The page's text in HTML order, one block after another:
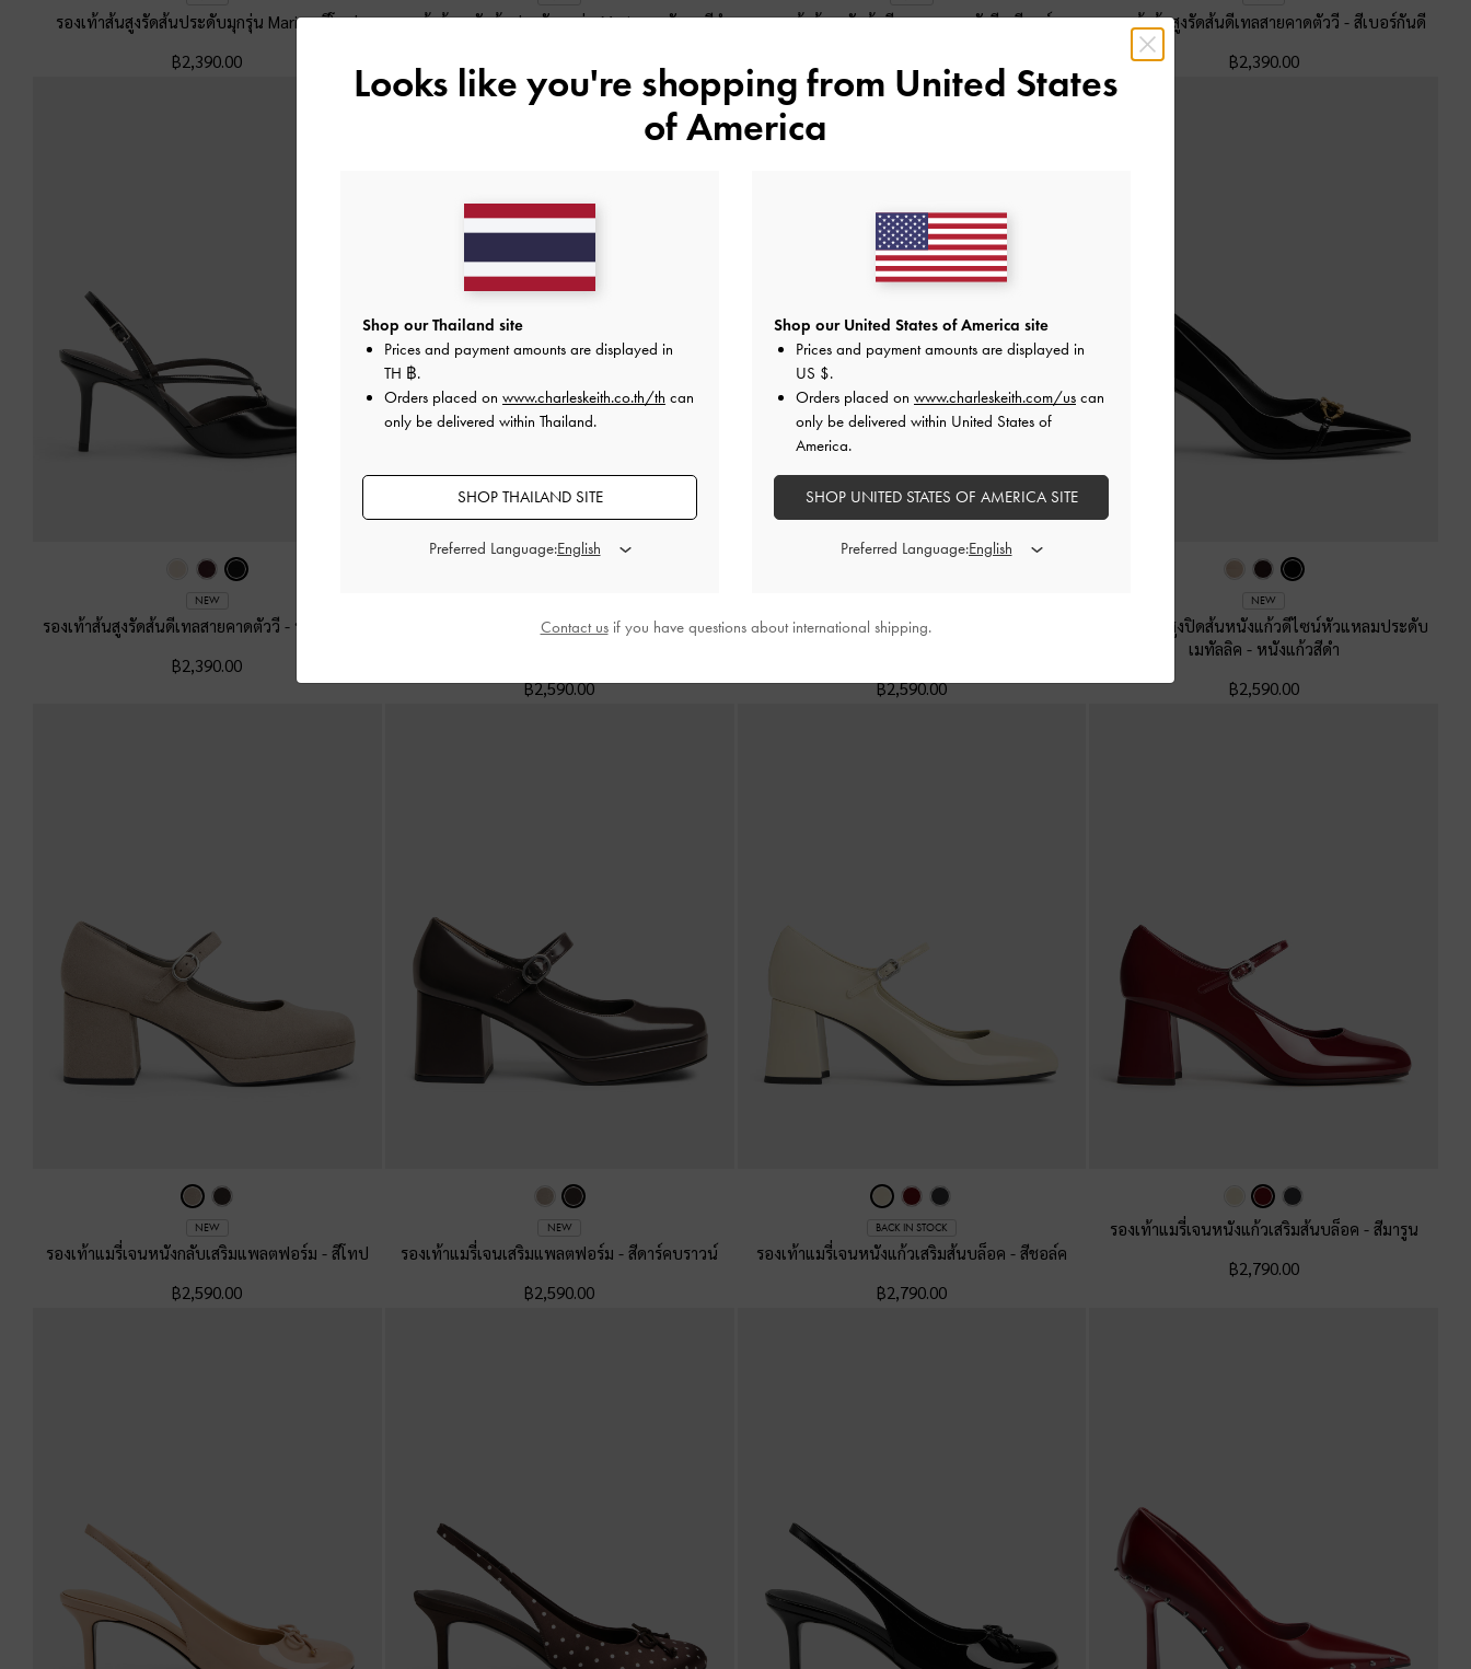
รองเท้าส้นสูงรัดส้นประดับมุกรุ่น Marie-สีโทป
฿2,390.00
รองเท้าส้นสูงรัดส้นประดับมุกรุ่น Marie-หนังเงาสีดำ
รองเท้าส้นสูงรัดส้นดีเทลสายคาดตัววี-สีชอล์ค
รองเท้าส้นสูงรัดส้นดีเทลสายคาดตัววี - สีเบอร์กันดี
฿2,390.00
NEW
รองเท้าส้นสูงรัดส้นดีเทลสายคาดตัววี- หนังเงาสีดำ
฿2,390.00
รองเท้าส้นสูงปิดส้นหนังแก้วดีไซน์หัวแหลมประดับ
฿2,590.00
รองเท้าส้นสูงปิดส้นหนังแก้วดีไซน์หัวแหลมประดับ
฿2,590.00
NEW
รองเท้าส้นสูงปิดส้นหนังแก้วดีไซน์หัวแหลมประดับ
เมทัลลิค - หนังแก้วสีดำ
฿2,590.00
NEW
รองเท้าแมรี่เจนหนังกลับเสริมแพลตฟอร์ม - สีโทป
฿2,590.00
NEW
รองเท้าแมรี่เจนเสริมแพลตฟอร์ม-สีดาร์คบราวน์
฿2,590.00
BACK IN STOCK
รองเท้าแมรี่เจนหนังแก้วเสริมส้นบล็อค - สีชอล์ค
฿2,790.00
รองเท้าแมรี่เจนหนังแก้วเสริมส้นบล็อค - สีมารูน
฿2,790.00
Looks like you're shopping from United States
of America
Shop our Thailand site
Prices and payment amounts are displayed in
TH ฿.
Orders placed on www.charleskeith.co.th/th can
only be delivered within Thailand.
SHOP THAILAND SITE
Preferred Language:
Shop our United States of America site
Prices and payment amounts are displayed in
US $.
Orders placed on www.charleskeith.com/us can
only be delivered within United States of
America.
SHOP UNITED STATES OF AMERICA SITE
Preferred Language:
Contact usif you have questions about international shipping.